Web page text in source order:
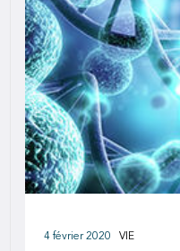
4 février 2020 VIE